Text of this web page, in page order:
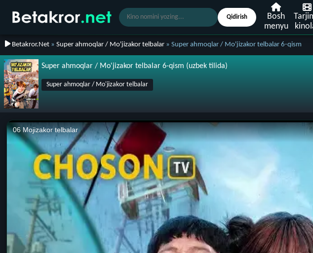
Qidirish
Bosh
menyu
Betakror.Net » Super ahmoqlar / Mo'jizakor telbalar » Super ahmoqlar / Mo'jizakor telbalar 6-qism
Super ahmoqlar / Mo'jizakor telbalar 6-qism (uzbek tilida)
Super ahmoqlar / Mo'jizakor telbalar